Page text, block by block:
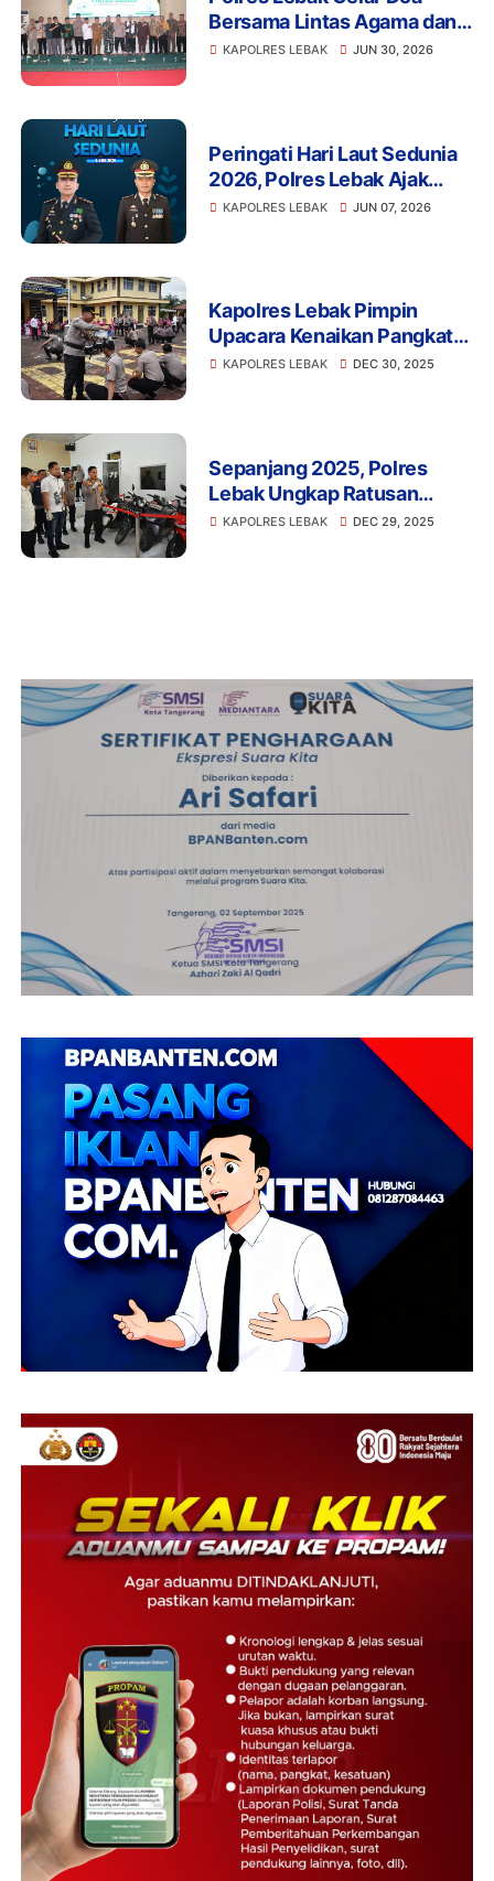
Bersama Lintas Agama dan
Santuni Anak Yatim dalam
KAPOLRES LEBAK JUN 30, 2026
Peringati Hari Laut Sedunia
2026, Polres Lebak Ajak
Masyarakat Jaga Kelestarian
KAPOLRES LEBAK JUN 07, 2026
Kapolres Lebak Pimpin
Upacara Kenaikan Pangkat
Personel Polres Lebak
KAPOLRES LEBAK DEC 30, 2025
Sepanjang 2025, Polres
Lebak Ungkap Ratusan
Kasus dan Hadirkan Inovasi
KAPOLRES LEBAK DEC 29, 2025